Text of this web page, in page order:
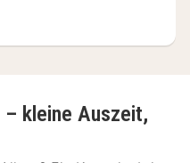
– kleine Auszeit,